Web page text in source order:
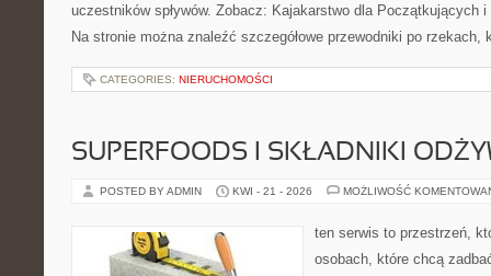
uczestników spływów. Zobacz: Kajakarstwo dla Początkujących
Na stronie można znaleźć szczegółowe przewodniki po
CATEGORIES: NIERUCHOMOŚCI
SUPERFOODS I SKŁADNIKI
POSTED BY ADMIN KWI - 21 - 2026 MOŻLIWOŚĆ
ten serwis to przestrzeń,
osobach, które chcą